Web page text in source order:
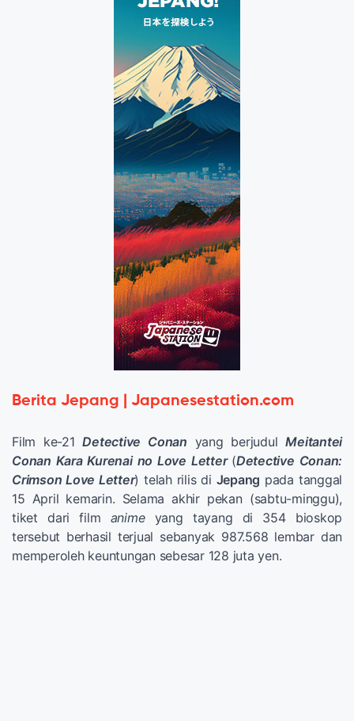
Berita Jepang | Japanesestation.com
Film ke-21Detective Conan yang berjudulMeitantei
Conan Kara Kurenai no Love Letter (Detective Conan:
Crimson Love Letter) telah rilis di Jepang pada tanggal
15 April kemarin. Selama akhir pekan (sabtu-minggu),
tiket dari film animeyang tayang di 354 bioskop
tersebut berhasil terjual sebanyak 987.568 lembar dan
memperoleh keuntungan sebesar 128 juta yen.